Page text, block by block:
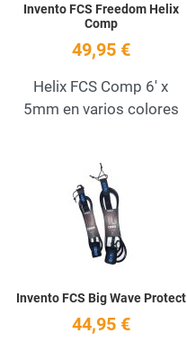
Invento FCS Freedom Helix
Comp
49,95 €
Helix FCS Comp 6' x
5mm en varios colores
Invento FCS Big Wave Protect
44,95 €